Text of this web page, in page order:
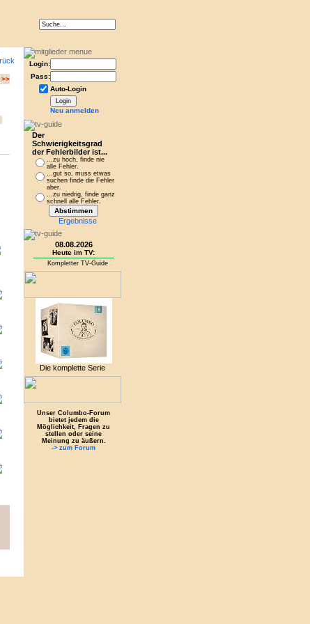
Login:
Pass:
Auto-Login
Neu anmelden
Der
Schwierigkeitsgrad
der Fehlerbilder ist...
...zu hoch, finde nie
alle Fehler.
...gut so, muss etwas
suchen finde die Fehler
aber.
...zu niedrig, finde ganz
schnell alle Fehler.
Ergebnisse
08.08.2026
Heute im TV:
Kompletter TV-Guide
Die komplette Serie
Unser Columbo-Forum
bietet jedem die
Möglichkeit, Fragen zu
stellen oder seine
Meinung zu äußern.
-> zum Forum
>>